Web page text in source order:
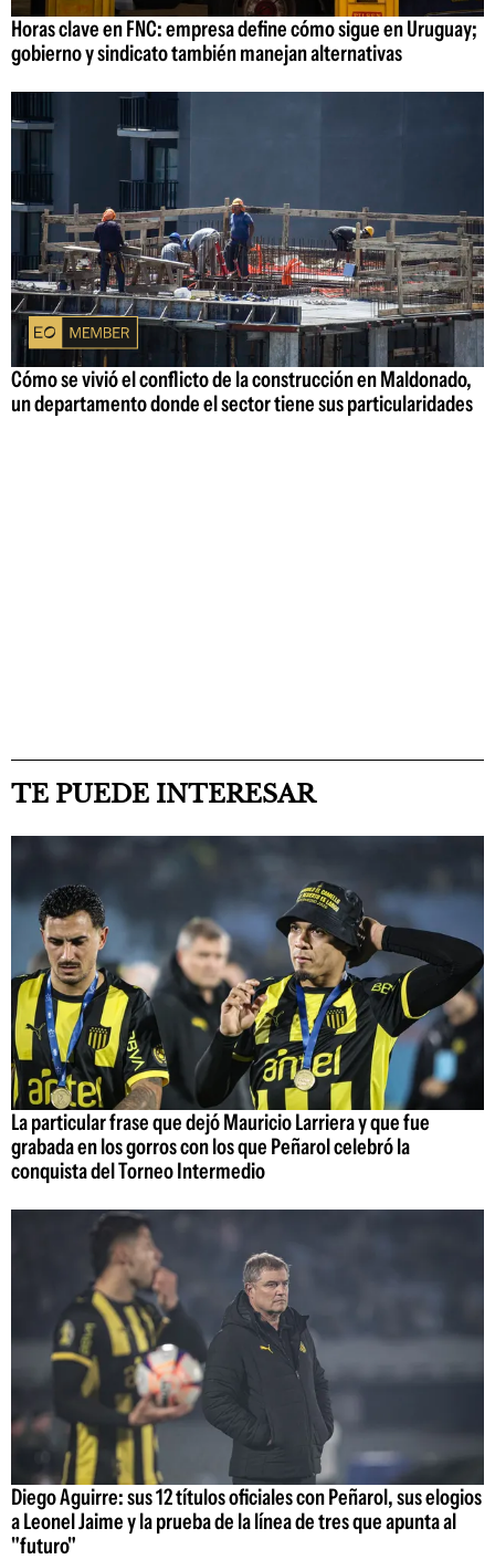
Horas clave en FNC: empresa define cómo sigue en Uruguay;
gobierno y sindicato también manejan alternativas
Cómo se vivió el conflicto de la construcción en Maldonado,
un departamento donde el sector tiene sus particularidades
TE PUEDE INTERESAR
La particular frase que dejó Mauricio Larriera y que fue
grabada en los gorros con los que Peñarol celebró la
conquista del Torneo Intermedio
Diego Aguirre: sus 12 títulos oficiales con Peñarol, sus elogios
a Leonel Jaime y la prueba de la línea de tres que apunta al
"futuro"